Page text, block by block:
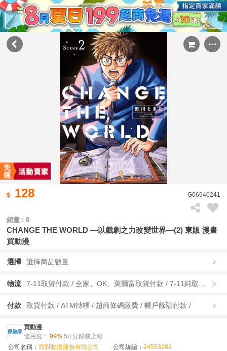
128 G06940241
銷量 : 0
CHANGE THE WORLD —以戲劇之力改變世界—(2) 東販 漫畫
買動漫
選擇 選擇商品數量
物流
付款 取貨付款 / ATM轉帳 / 超商條碼繳費 / 帳戶餘額付款 /
買動漫
信用度： 99% 50 分鐘前上線
公司名稱： 買對動漫股份有限公司 公司統編： 24553282